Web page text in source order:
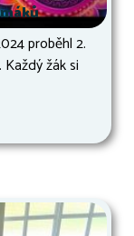
proběhl 2.
žák si